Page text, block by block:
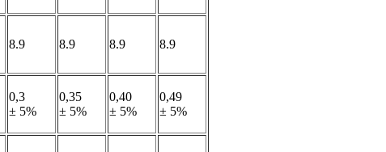
8.9 8.9 8.9 8.9
0,3
± 5%
0,35
± 5%
0,40
± 5%
0,49
± 5%